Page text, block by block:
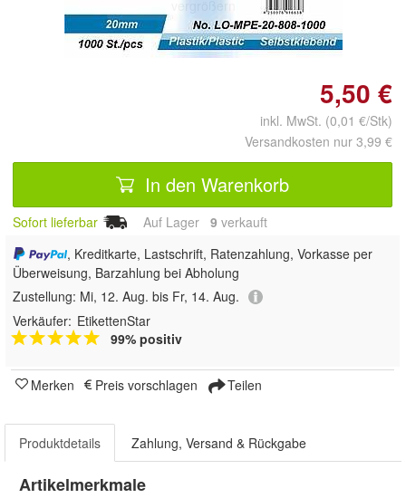
5,50 €
inkl. MwSt. (0,01 €/Stk)
Versandkosten nur 3,99 €
In den Warenkorb
Sofort lieferbar Auf Lager 9 verkauft
, Kreditkarte, Lastschrift, Ratenzahlung, Vorkasse per
Überweisung, Barzahlung bei Abholung
Zustellung: Mi, 12. Aug. bis Fr, 14. Aug.
Verkäufer: EtikettenStar
99% positiv
Merken Preis vorschlagen Teilen
Produktdetails Zahlung, Versand & Rückgabe
Artikelmerkmale